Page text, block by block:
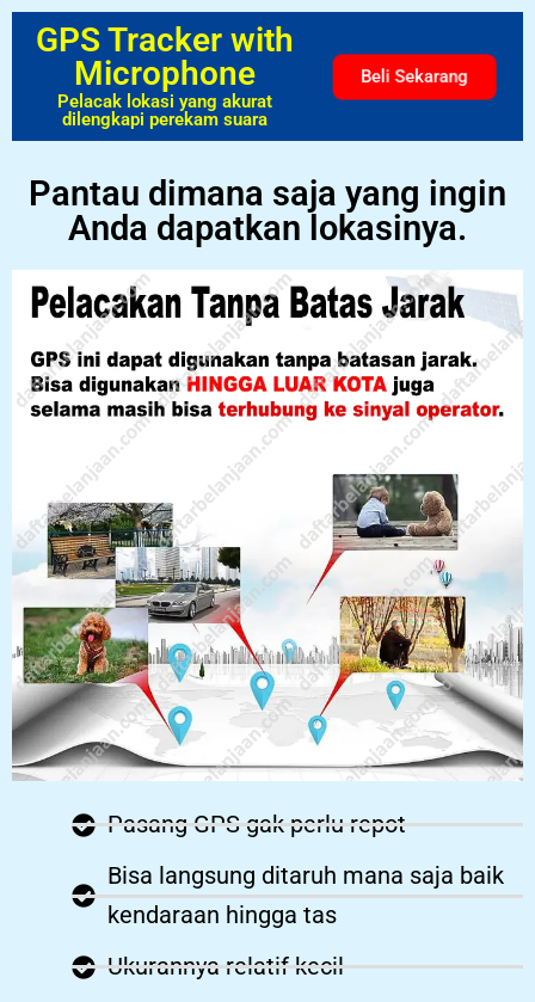
GPS Tracker with
Microphone
Pelacak lokasi yang akurat
dilengkapi perekam suara
Beli Sekarang
Pantau dimana saja yang ingin
Anda dapatkan lokasinya.
Pasang GPS gak perlu repot
Bisa langsung ditaruh mana saja baik
kendaraan hingga tas
Ukurannya relatif kecil